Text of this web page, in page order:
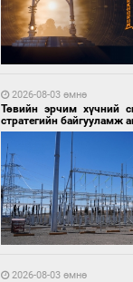
23 цагийн өмнө өмнө
1 өдрийн өмнө өмнө
Ирландын алдарт
2026-08-03 өмнө
Төвийн эрчим хүчний
стратегийн байгууламж
2026-08-03 өмнө